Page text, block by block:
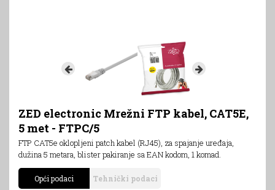
ZED electronic Mrežni FTP kabel, CAT5E,
5 met - FTPC/5
FTP CAT5e oklopljeni patch kabel (RJ45), za spajanje uređaja,
dužina 5 metara, blister pakiranje sa EAN kodom, 1 komad.
Opći podaci Tehnički podaci